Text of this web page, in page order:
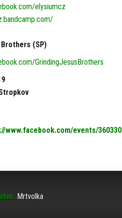
elysiumcz
(SP)
GrindingJesusBrothers
www.facebook.com/events/
Mrtvolka